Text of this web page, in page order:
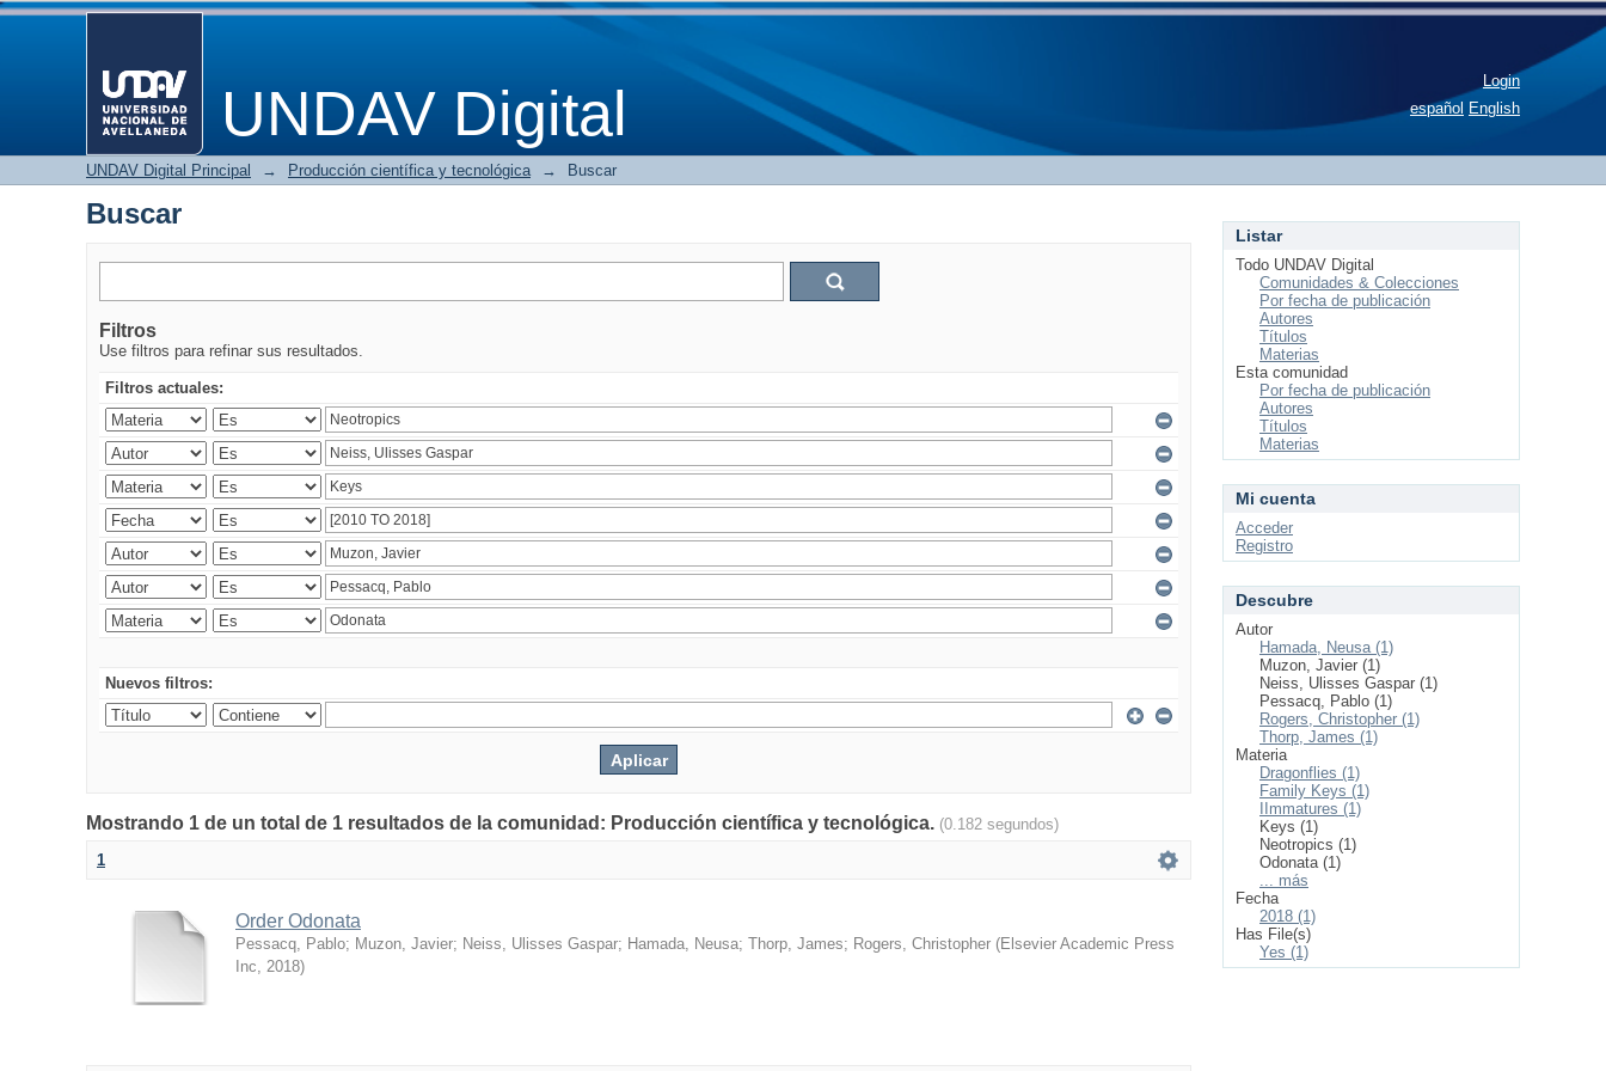
UNDAV Digital
Buscar
Login
español English
UNDAV Digital Principal → Producción científica y tecnológica → Buscar
Buscar
Filtros
Use filtros para refinar sus resultados.
Filtros actuales:
Nuevos filtros:
Mostrando 1 de un total de 1 resultados de la comunidad: Producción científica y tecnológica. (0.182 segundos)
1
Order Odonata
Pessacq, Pablo; Muzon, Javier; Neiss, Ulisses Gaspar; Hamada, Neusa; Thorp, James; Rogers, Christopher (Elsevier Academic Press
Inc, 2018)
Listar
Todo UNDAV Digital
Comunidades & Colecciones
Por fecha de publicación
Autores
Títulos
Materias
Esta comunidad
Por fecha de publicación
Autores
Títulos
Materias
Mi cuenta
Acceder
Registro
Descubre
Autor
Hamada, Neusa (1)
Muzon, Javier (1)
Neiss, Ulisses Gaspar (1)
Pessacq, Pablo (1)
Rogers, Christopher (1)
Thorp, James (1)
Materia
Dragonflies (1)
Family Keys (1)
IImmatures (1)
Keys (1)
Neotropics (1)
Odonata (1)
... más
Fecha
2018 (1)
Has File(s)
Yes (1)